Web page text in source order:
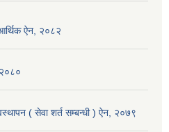
ऐन, २०८२
( सेवा शर्त सम्बन्धी ) ऐन, २०७९